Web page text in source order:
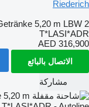
Riederich
5,20 m LBW 2
T*LASI*ADR
AED 316,900
الاتصال بالبائع
مشاركة